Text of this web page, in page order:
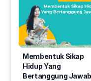
Membentuk Sikap
Hidup Yang
Bertanggung Jawab